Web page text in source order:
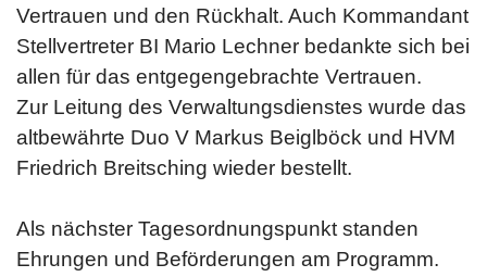
Vertrauen und den Rückhalt. Auch Kommandant
Stellvertreter BI Mario Lechner bedankte sich bei
allen für das entgegengebrachte Vertrauen.
Zur Leitung des Verwaltungsdienstes wurde das
altbewährte Duo V Markus Beiglböck und HVM
Friedrich Breitsching wieder bestellt.
Als nächster Tagesordnungspunkt standen
Ehrungen und Beförderungen am Programm.